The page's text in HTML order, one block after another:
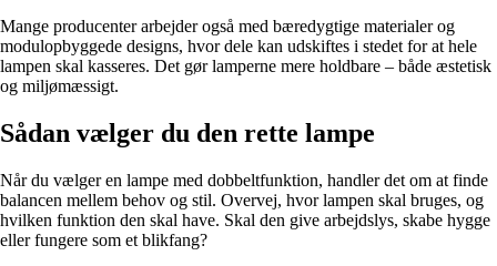
Mange producenter arbejder også med bæredygtige materialer og
modulopbyggede designs, hvor dele kan udskiftes i stedet for at hele
lampen skal kasseres. Det gør lamperne mere holdbare – både æstetisk
og miljømæssigt.
Sådan vælger du den rette lampe
Når du vælger en lampe med dobbeltfunktion, handler det om at finde
balancen mellem behov og stil. Overvej, hvor lampen skal bruges, og
hvilken funktion den skal have. Skal den give arbejdslys, skabe hygge
eller fungere som et blikfang?